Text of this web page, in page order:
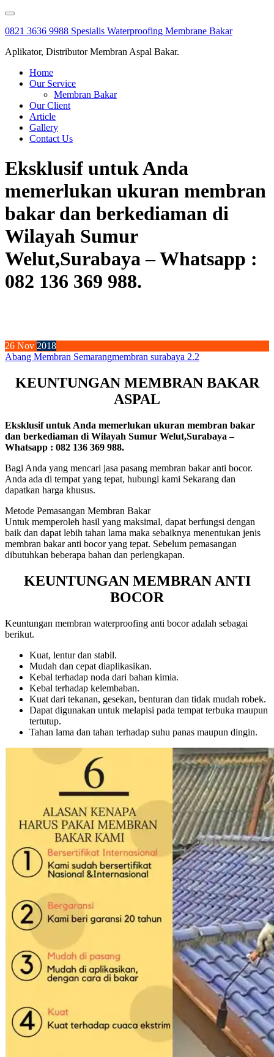
Skip
content
0821 3636 9988 Spesialis Waterproofing Membrane Bakar
Aplikator, Distributor Membran Aspal Bakar.
Home
Our Service
Membran Bakar
Our Client
Article
Gallery
Contact Us
Eksklusif untuk Anda
memerlukan ukuran membran
bakar dan berkediaman di
Wilayah Sumur
Welut,Surabaya – Whatsapp :
082 136 369 988.
26 Nov 2018
Abang Membran Semarangmembran surabaya 2.2
KEUNTUNGAN MEMBRAN BAKAR
ASPAL
Eksklusif untuk Anda memerlukan ukuran membran bakar
dan berkediaman di Wilayah Sumur Welut,Surabaya –
Whatsapp : 082 136 369 988.
Bagi Anda yang mencari jasa pasang membran bakar anti bocor.
Anda ada di tempat yang tepat, hubungi kami Sekarang dan
dapatkan harga khusus.
Metode Pemasangan Membran Bakar
Untuk memperoleh hasil yang maksimal, dapat berfungsi dengan
baik dan dapat lebih tahan lama maka sebaiknya menentukan jenis
membran bakar anti bocor yang tepat. Sebelum pemasangan
dibutuhkan beberapa bahan dan perlengkapan.
KEUNTUNGAN MEMBRAN ANTI
BOCOR
Keuntungan membran waterproofing anti bocor adalah sebagai
berikut.
Kuat, lentur dan stabil.
Mudah dan cepat diaplikasikan.
Kebal terhadap noda dari bahan kimia.
Kebal terhadap kelembaban.
Kuat dari tekanan, gesekan, benturan dan tidak mudah robek.
Dapat digunakan untuk melapisi pada tempat terbuka maupun
tertutup.
Tahan lama dan tahan terhadap suhu panas maupun dingin.